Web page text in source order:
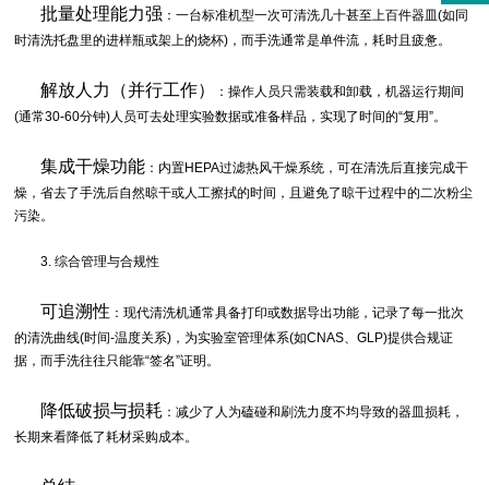
批量处理能力强 ：一台标准机型一次可清洗几十甚至上百件器皿(如同
时清洗托盘里的进样瓶或架上的烧杯)，而手洗通常是单件流，耗时且疲惫。
解放人力（并行工作）
：操作人员只需装载和卸载，机器运行期间
(通常30-60分钟)人员可去处理实验数据或准备样品，实现了时间的“复用”。
集成干燥功能 ：内置HEPA过滤热风干燥系统，可在清洗后直接完成干
燥，省去了手洗后自然晾干或人工擦拭的时间，且避免了晾干过程中的二次粉尘
污染。
3. 综合管理与合规性
可追溯性 ：现代清洗机通常具备打印或数据导出功能，记录了每一批次
的清洗曲线(时间-温度关系)，为实验室管理体系(如CNAS、GLP)提供合规证
据，而手洗往往只能靠“签名”证明。
降低破损与损耗 ：减少了人为磕碰和刷洗力度不均导致的器皿损耗，
长期来看降低了耗材采购成本。